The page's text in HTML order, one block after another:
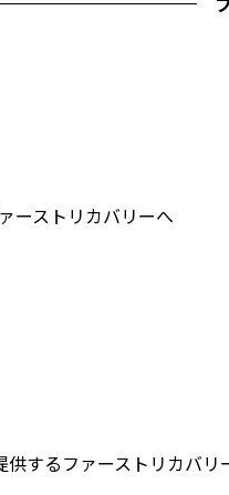
ーストリカバリーへ
するファーストリカバリ